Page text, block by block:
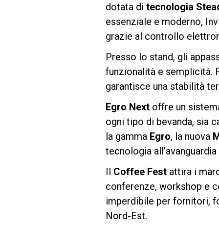
dotata di tecnologia
essenziale e moderno,
grazie al controllo
Presso lo stand, gli
funzionalità e semplicità.
garantisce una stabilità
Egro Nextoffre un
ogni tipo di bevanda, sia
la gamma Egro, la nuova
tecnologia
Il Coffee Festattira i
conferenze, workshop e
imperdibile per fornitori,
Nord-Est.